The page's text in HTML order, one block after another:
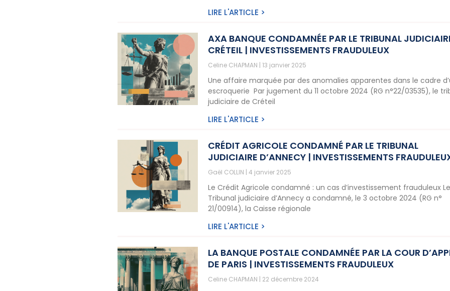
LIRE L'ARTICLE >
AXA BANQUE CONDAMNÉE PAR LE TRIBUNAL
CRÉTEIL | INVESTISSEMENTS FRAUDULEUX
Celine CHAPMAN 13 janvier 2025
Une affaire marquée par des anomalies apparentes dans le cadre
escroquerie Par jugement du 11 octobre 2024 (RG n°22/03535), le
judiciaire de Créteil
LIRE L'ARTICLE >
CRÉDIT AGRICOLE CONDAMNÉ PAR LE TRIBUNAL
JUDICIAIRE D’ANNECY | INVESTISSEMENTS
Gaël COLLIN 4 janvier 2025
Le Crédit Agricole condamné : un cas d’investissement frauduleux
Tribunal judiciaire d’Annecy a condamné, le 3 octobre 2024 (RG n°
21/00914), la Caisse régionale
LIRE L'ARTICLE >
LA BANQUE POSTALE CONDAMNÉE PAR LA COUR
DE PARIS | INVESTISSEMENTS FRAUDULEUX
Celine CHAPMAN 22 décembre 2024